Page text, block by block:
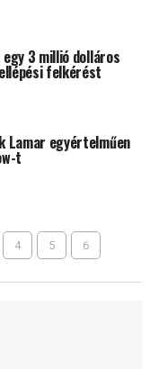
3 millió dolláros
felkérést
Lamar egyértelműen
t
4 5 6